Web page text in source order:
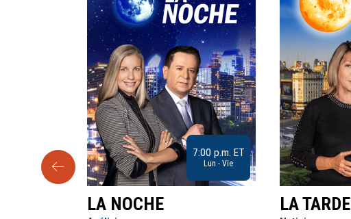
9:30 a.m. ET 7:00 p.m. ET
Lun - Vie
LA NOCHE LA TARDE